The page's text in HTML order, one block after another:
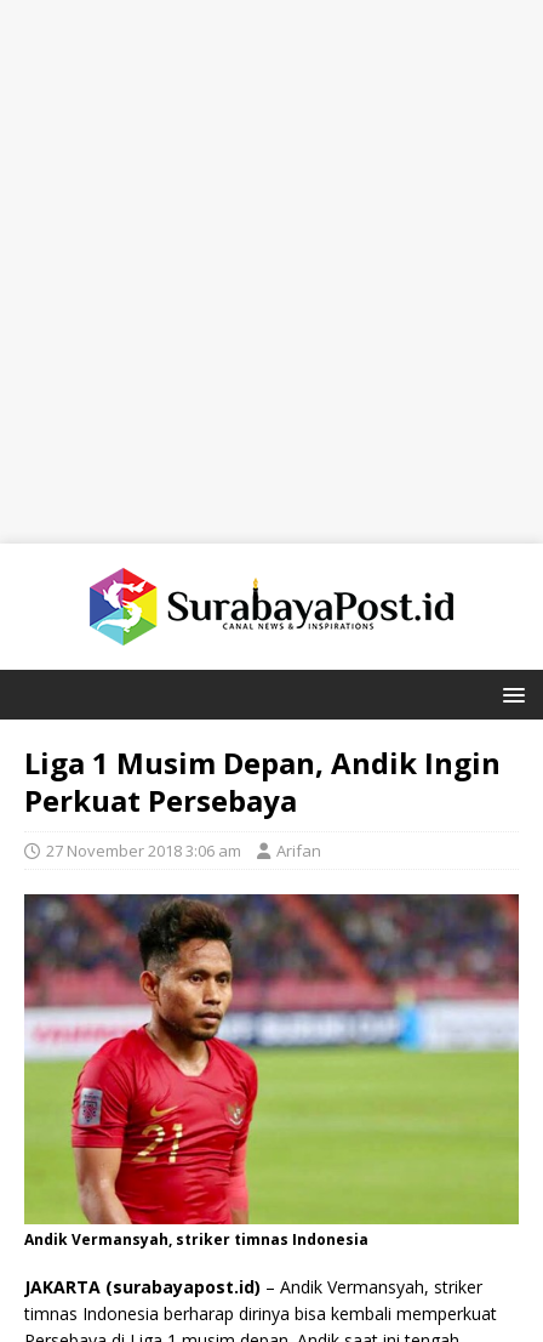
Liga 1 Musim Depan, Andik Ingin
Perkuat Persebaya
27 November 2018 3:06 am Arifan
Andik Vermansyah, striker timnas Indonesia
JAKARTA (surabayapost.id) – Andik Vermansyah, striker
timnas Indonesia berharap dirinya bisa kembali memperkuat